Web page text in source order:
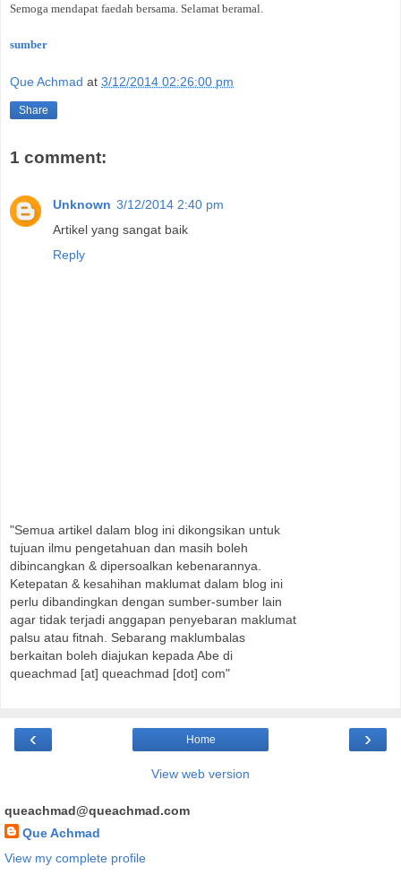
Semoga mendapat faedah bersama. Selamat beramal.
sumber
Que Achmad at 3/12/2014 02:26:00 pm
Share
1 comment:
Unknown 3/12/2014 2:40 pm
Artikel yang sangat baik
Reply
"Semua artikel dalam blog ini dikongsikan untuk
tujuan ilmu pengetahuan dan masih boleh
dibincangkan & dipersoalkan kebenarannya.
Ketepatan & kesahihan maklumat dalam blog ini
perlu dibandingkan dengan sumber-sumber lain
agar tidak terjadi anggapan penyebaran maklumat
palsu atau fitnah. Sebarang maklumbalas
berkaitan boleh diajukan kepada Abe di
queachmad [at] queachmad [dot] com"
‹ ›
Home
View web version
queachmad@queachmad.com
Que Achmad
View my complete profile